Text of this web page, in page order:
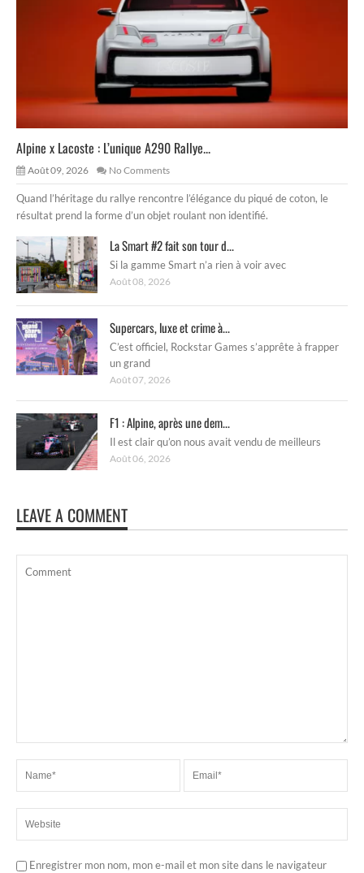
Alpine x Lacoste : L’unique A290 Rallye...
Août 09, 2026 No Comments
Quand l’héritage du rallye rencontre l’élégance du piqué de coton, le
résultat prend la forme d’un objet roulant non identifié.
La Smart #2 fait son tour d...
Si la gamme Smart n’a rien à voir avec
Août 08, 2026
Supercars, luxe et crime à...
C’est officiel, Rockstar Games s’apprête à frapper
un grand
Août 07, 2026
F1 : Alpine, après une dem...
Il est clair qu’on nous avait vendu de meilleurs
Août 06, 2026
LEAVE A COMMENT
Enregistrer mon nom, mon e-mail et mon site dans le navigateur